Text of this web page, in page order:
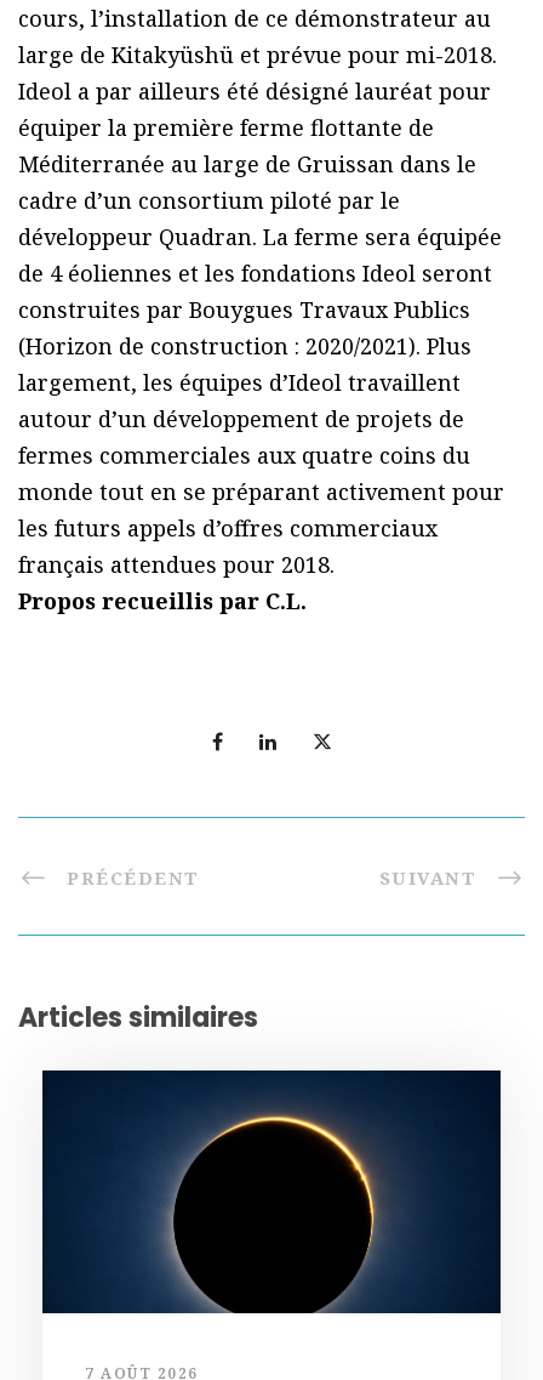
cours, l’installation de ce démonstrateur au
large de Kitakyüshü et prévue pour mi-2018.
Ideol a par ailleurs été désigné lauréat pour
équiper la première ferme flottante de
Méditerranée au large de Gruissan dans le
cadre d’un consortium piloté par le
développeur Quadran. La ferme sera équipée
de 4 éoliennes et les fondations Ideol seront
construites par Bouygues Travaux Publics
(Horizon de construction : 2020/2021). Plus
largement, les équipes d’Ideol travaillent
autour d’un développement de projets de
fermes commerciales aux quatre coins du
monde tout en se préparant activement pour
les futurs appels d’offres commerciaux
français attendues pour 2018.
Propos recueillis par C.L.
PRÉCÉDENT SUIVANT
Articles similaires
7 AOÛT 2026